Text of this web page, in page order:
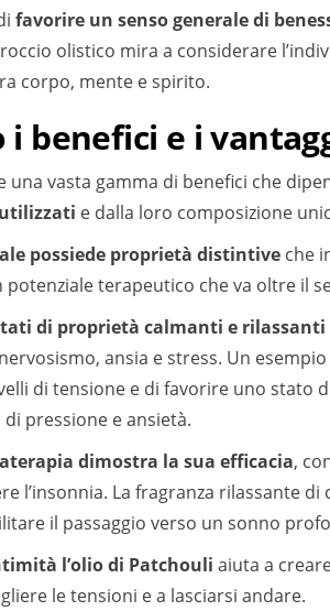
favorire un senso generale di
olistico mira a considerare
corpo, mente e spirito.
i benefici e i
una vasta gamma di benefici che
e dalla loro composizione
possiede proprietà distintive che
terapeutico che va oltre il
di proprietà calmanti e rilassanti
ansia e stress. Un esempio
di tensione e di favorire uno stato
pressione e ansietà.
dimostra la sua efficacia,
l’insonnia. La fragranza rilassante di
il passaggio verso un sonno
l’olio di Patchouli aiuta a
le tensioni e a lasciarsi andare.